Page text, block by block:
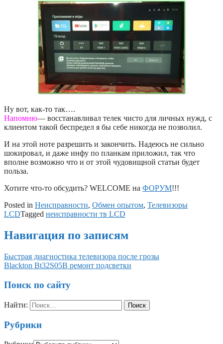
Ну вот, как-то так….
Напомню— восстанавливал телек чисто для личных нужд, с
клиентом такой беспредел я бы себе никогда не позволил.
И на этой ноте разрешить и закончить. Надеюсь не сильно
шокировал, и даже инфу по планкам приложил, так что
вполне возможно что и от этой чудовищной статьи будет
польза.
Хотите что-то обсудить? WELCOME на ФОРУМ!!!
Posted in Неисправности, Обмен опытом, Телевизоры
LCDTagged неисправности тв LCD
Навигация по записям
Быстрая диагностика телевизора после грозы
Blackton Bt32S05B ремонт подсветки
Поиск по сайту
Найти:
Рубрики